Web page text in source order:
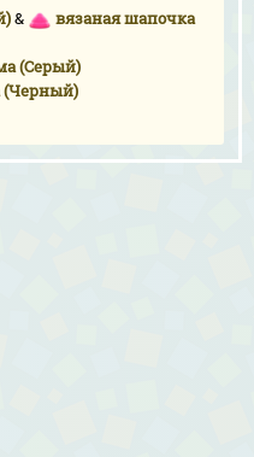
&
вязаная шапочка
(Серый)
(Черный)
(Черный)